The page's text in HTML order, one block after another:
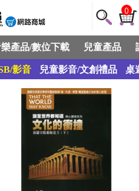
0
產品/數位下載 兒童產品
影音 兒童影音/文創禮品 桌